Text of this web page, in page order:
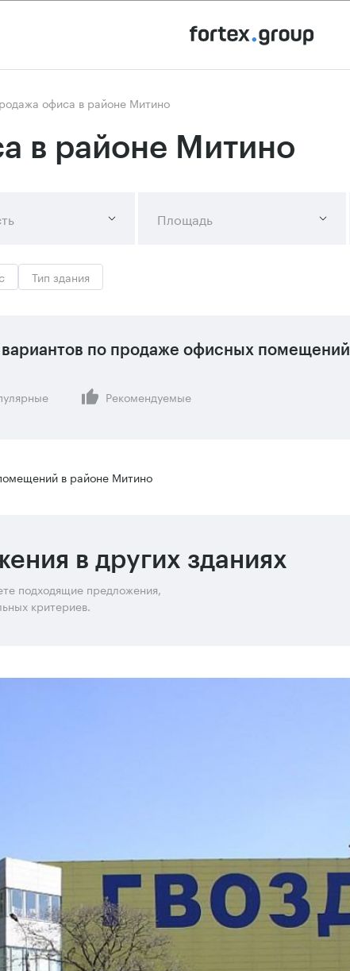
офиса в районе Митино
в районе Митино
Площадь
Тип здания
по продаже офисных помещений
Рекомендуемые
в районе Митино
в других зданиях
подходящие предложения,
критериев.